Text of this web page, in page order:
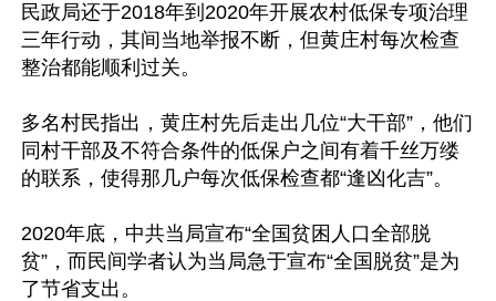
民政局还于2018年到2020年开展农村低保专项治理
三年行动，其间当地举报不断，但黄庄村每次检查
整治都能顺利过关。
多名村民指出，黄庄村先后走出几位“大干部”，他们
同村干部及不符合条件的低保户之间有着千丝万缕
的联系，使得那几户每次低保检查都“逢凶化吉”。
2020年底，中共当局宣布“全国贫困人口全部脱
贫”，而民间学者认为当局急于宣布“全国脱贫”是为
了节省支出。